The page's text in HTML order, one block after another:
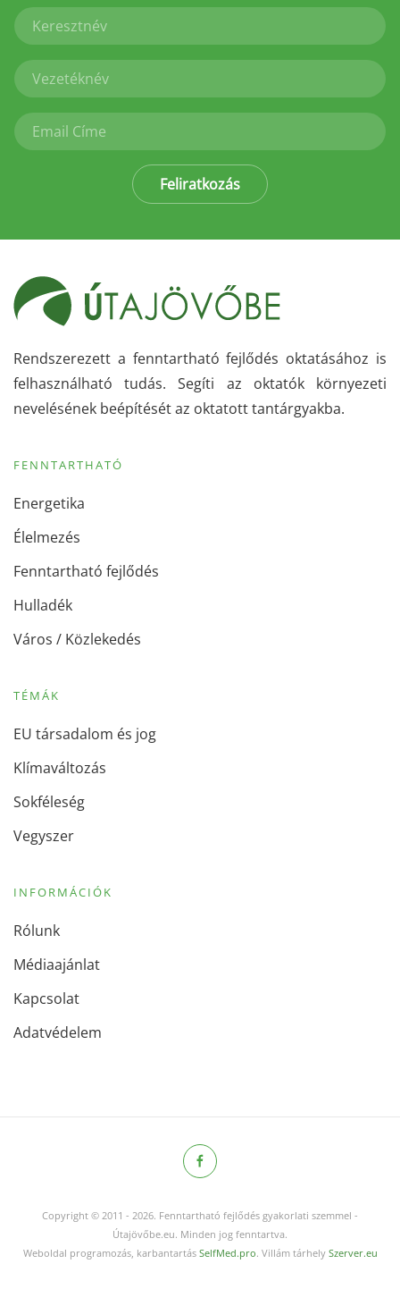
Feliratkozás
Rendszerezett a fenntartható fejlődés oktatásához is
felhasználható tudás. Segíti az oktatók környezeti
nevelésének beépítését az oktatott tantárgyakba.
FENNTARTHATÓ
Energetika
Élelmezés
Fenntartható fejlődés
Hulladék
Város / Közlekedés
TÉMÁK
EU társadalom és jog
Klímaváltozás
Sokféleség
Vegyszer
INFORMÁCIÓK
Rólunk
Médiaajánlat
Kapcsolat
Adatvédelem
Copyright © 2011 - 2026. Fenntartható fejlődés gyakorlati szemmel -
Útajövőbe.eu. Minden jog fenntartva.
Weboldal programozás, karbantartás SelfMed.pro. Villám tárhely Szerver.eu